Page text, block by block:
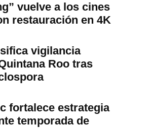
vuelve a los cines
restauración en 4K
vigilancia
Roo tras
fortalece estrategia
temporada de